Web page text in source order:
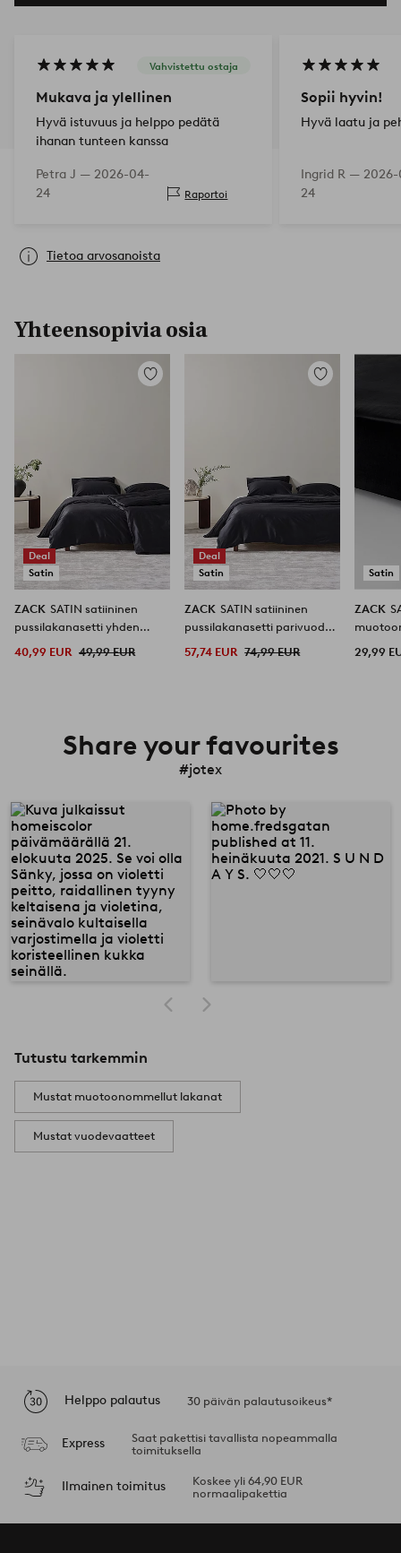
Vahvistettu ostaja
Mukava ja ylellinen
Hyvä istuvuus ja helppo pedätä
ihanan tunteen kanssa
Petra J — 2026-04-
24
Raportoi
Sopii hyvin!
Hyvä laatu ja
Ingrid R —
24
Tietoa arvosanoista
Yhteensopivia osia
Deal
Satin
Lisää
ZACK SATIN satiininen
pussilakanasetti yhden
40,99 EUR 49,99 EUR
Deal
Satin
Lisää
ZACK SATIN satiininen
pussilakanasetti parivuode
57,74 EUR 74,99 EUR
Satin
ZACK
29,99
Share your favourites
#jotex
Tutustu tarkemmin
Mustat muotoonommellut lakanat
Mustat vuodevaatteet
Helppo palautus 30 päivän palautusoikeus*
Express
Saat pakettisi tavallista nopeammalla
toimituksella
Ilmainen toimitus
Koskee yli 64,90 EUR
normaalipakettia